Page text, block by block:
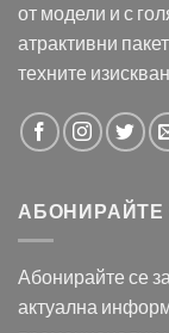
от модели и с
атрактивни
техните
АБОНИРАЙТЕ
Абонирайте се
актуална